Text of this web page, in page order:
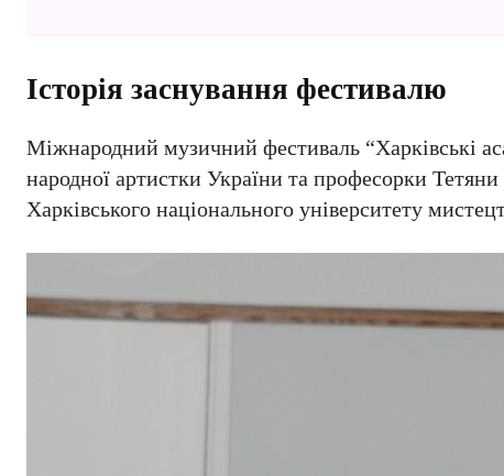
Історія заснування фестивалю
Міжнародний музичний фестиваль “Харківські
народної артистки України та професорки
Харківського національного університету